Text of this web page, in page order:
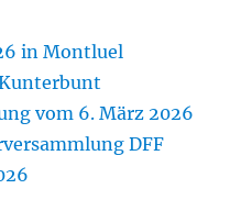
in Montluel
vom 6. März 2026
DFF